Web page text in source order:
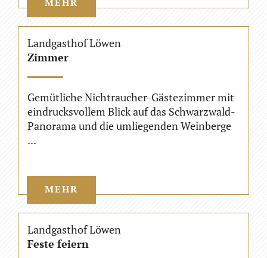
Landgasthof Löwen
Zimmer
Gemütliche Nichtraucher-Gästezimmer mit
eindrucksvollem Blick auf das Schwarzwald-
Panorama und die umliegenden Weinberge
...
MEHR
Landgasthof Löwen
Feste feiern